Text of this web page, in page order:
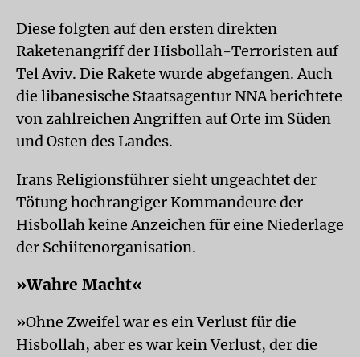
Diese folgten auf den ersten direkten
Raketenangriff der Hisbollah-Terroristen auf
Tel Aviv. Die Rakete wurde abgefangen. Auch
die libanesische Staatsagentur NNA berichtete
von zahlreichen Angriffen auf Orte im Süden
und Osten des Landes.
Irans Religionsführer sieht ungeachtet der
Tötung hochrangiger Kommandeure der
Hisbollah keine Anzeichen für eine Niederlage
der Schiitenorganisation.
»Wahre Macht«
»Ohne Zweifel war es ein Verlust für die
Hisbollah, aber es war kein Verlust, der die